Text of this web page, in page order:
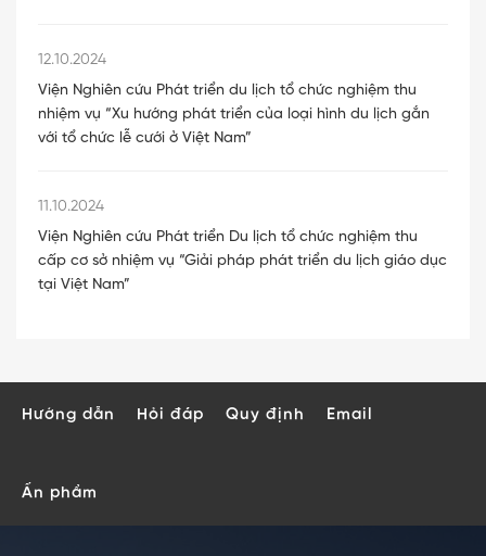
12.10.2024
Viện Nghiên cứu Phát triển du lịch tổ chức nghiệm thu
nhiệm vụ “Xu hướng phát triển của loại hình du lịch gắn
với tổ chức lễ cưới ở Việt Nam”
11.10.2024
Viện Nghiên cứu Phát triển Du lịch tổ chức nghiệm thu
cấp cơ sở nhiệm vụ “Giải pháp phát triển du lịch giáo dục
tại Việt Nam”
Hướng dẫn Hỏi đáp Quy định Email
Ấn phẩm